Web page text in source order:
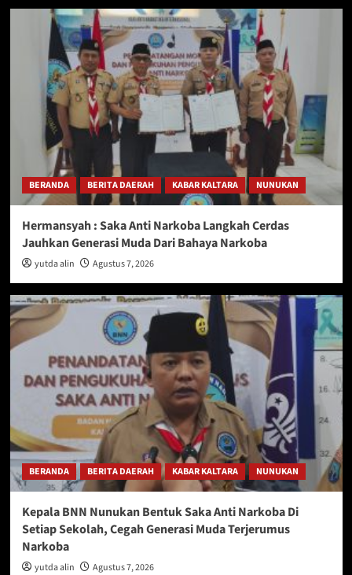
BERANDA BERITA DAERAH KABAR KALTARA NUNUKAN
Hermansyah : Saka Anti Narkoba Langkah Cerdas
Jauhkan Generasi Muda Dari Bahaya Narkoba
yutda alin Agustus 7, 2026
BERANDA BERITA DAERAH KABAR KALTARA NUNUKAN
Kepala BNN Nunukan Bentuk Saka Anti Narkoba Di
Setiap Sekolah, Cegah Generasi Muda Terjerumus
Narkoba
yutda alin Agustus 7, 2026